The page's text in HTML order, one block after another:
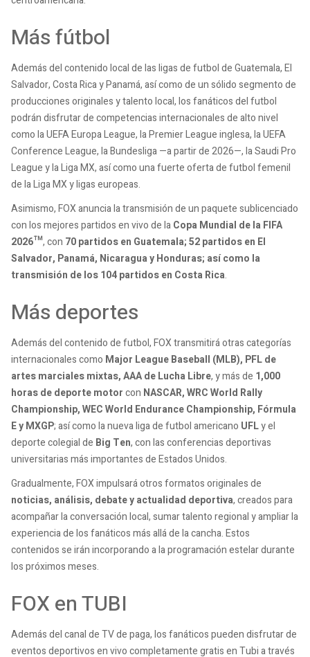
Más fútbol
Además del contenido local de las ligas de futbol de Guatemala, El
Salvador, Costa Rica y Panamá, así como de un sólido segmento de
producciones originales y talento local, los fanáticos del futbol
podrán disfrutar de competencias internacionales de alto nivel
como la UEFA Europa League, la Premier League inglesa, la UEFA
Conference League, la Bundesliga —a partir de 2026—, la Saudi Pro
League y la Liga MX, así como una fuerte oferta de futbol femenil
de la Liga MX y ligas europeas.
Asimismo, FOX anuncia la transmisión de un paquete sublicenciado
con los mejores partidos en vivo de laCopa Mundial de la FIFA
2026™, con 70 partidos en Guatemala; 52 partidos en El
Salvador, Panamá, Nicaragua y Honduras; así como la
transmisión de los 104 partidos en Costa Rica.
Más deportes
Además del contenido de futbol, FOX transmitirá otras categorías
internacionales como Major League Baseball (MLB), PFL de
artes marciales mixtas, AAA de Lucha Libre, y más de 1,000
horas de deporte motorcon NASCAR, WRC World Rally
Championship, WEC World Endurance Championship, Fórmula
E y MXGP; así como la nueva liga de futbol americano UFLy el
deporte colegial de Big Ten, con las conferencias deportivas
universitarias más importantes de Estados Unidos.
Gradualmente, FOX impulsará otros formatos originales de
noticias, análisis, debate y actualidad deportiva, creados para
acompañar la conversación local, sumar talento regional y ampliar la
experiencia de los fanáticos más allá de la cancha. Estos
contenidos se irán incorporando a la programación estelar durante
los próximos meses.
FOX en TUBI
Además del canal de TV de paga, los fanáticos pueden disfrutar de
eventos deportivos en vivo completamente gratis en Tubi a través